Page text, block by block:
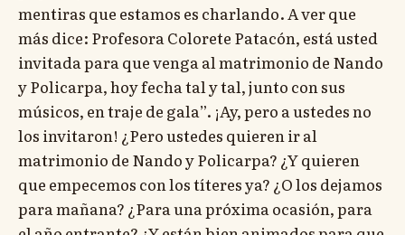
mentiras que estamos es charlando. A ver que
más dice: Profesora Colorete Patacón, está usted
invitada para que venga al matrimonio de Nando
y Policarpa, hoy fecha tal y tal, junto con sus
músicos, en traje de gala”. ¡Ay, pero a ustedes no
los invitaron! ¿Pero ustedes quieren ir al
matrimonio de Nando y Policarpa? ¿Y quieren
que empecemos con los títeres ya? ¿O los dejamos
para mañana? ¿Para una próxima ocasión, para